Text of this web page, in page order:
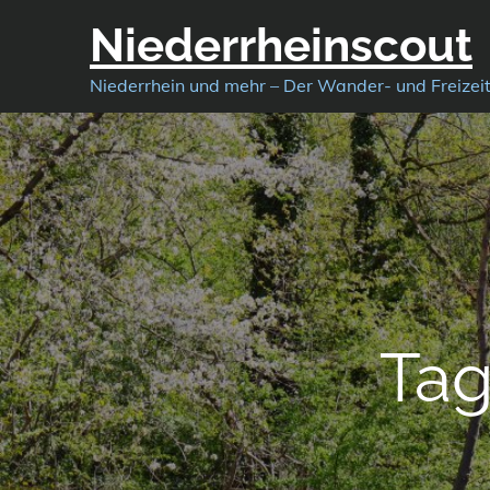
Niederrheinscout
Niederrhein und mehr – Der Wander- und